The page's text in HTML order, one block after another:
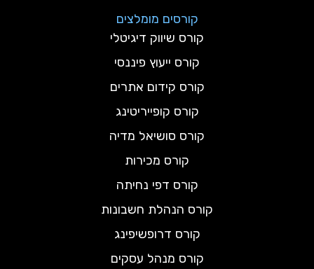
קורסים מומלצים
קורס שיווק דיגיטלי
קורס ייעוץ פיננסי
קורס קידום אתרים
קורס קופייריטינג
קורס סושיאל מדיה
קורס מכירות
קורס דפי נחיתה
קורס הנהלת חשבונות
קורס דרופשיפינג
קורס מנהל עסקים